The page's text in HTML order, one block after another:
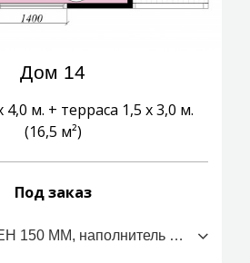
Дом 14
4,0 м. + терраса 1,5 х 3,0 м.
(16,5 м²)
Под заказ
ТОЛЩИНА СТЕН 150 ММ, наполнитель ПСБС (стоимость за 1м2)